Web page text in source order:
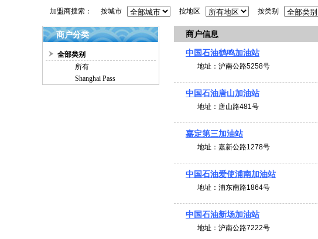
加盟商搜索： 按城市 按地区 按类别
商户分类
全部类别
所有
Shanghai Pass
商户信息
中国石油鹤鸣加油站
地址： 沪南公路5258号
中国石油唐山加油站
地址： 唐山路481号
嘉定第三加油站
地址： 嘉新公路1278号
中国石油爱使浦南加油站
地址： 浦东南路1864号
中国石油新场加油站
地址： 沪南公路7222号